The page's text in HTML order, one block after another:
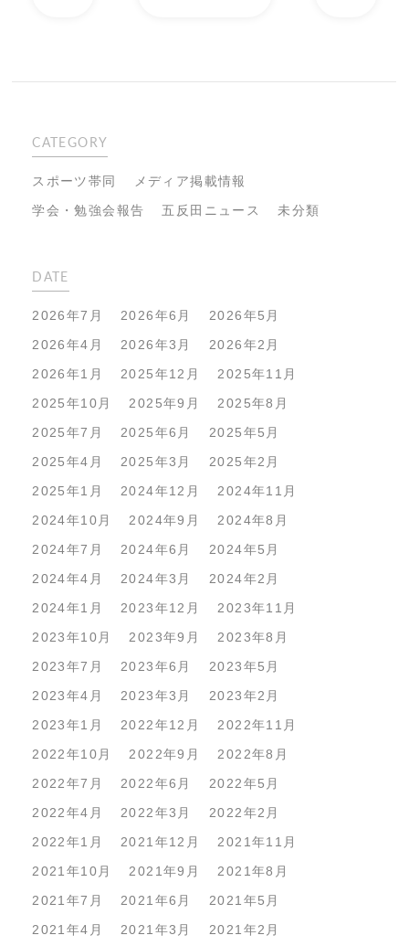
CATEGORY
スポーツ帯同
メディア掲載情報
学会・勉強会報告
五反田ニュース 未分類
DATE
2026年7月 2026年6月
2026年5月
2026年4月
2026年3月
2026年2月
2026年1月
2025年12月
2025年11月
2025年10月
2025年9月
2025年8月
2025年7月
2025年6月
2025年5月
2025年4月
2025年3月
2025年2月
2025年1月
2024年12月
2024年11月
2024年10月
2024年9月
2024年8月
2024年7月
2024年6月
2024年5月
2024年4月
2024年3月
2024年2月
2024年1月
2023年12月
2023年11月
2023年10月
2023年9月
2023年8月
2023年7月
2023年6月
2023年5月
2023年4月
2023年3月
2023年2月
2023年1月
2022年12月
2022年11月
2022年10月
2022年9月
2022年8月
2022年7月
2022年6月
2022年5月
2022年4月
2022年3月
2022年2月
2022年1月
2021年12月
2021年11月
2021年10月
2021年9月
2021年8月
2021年7月
2021年6月
2021年5月
2021年4月
2021年3月
2021年2月